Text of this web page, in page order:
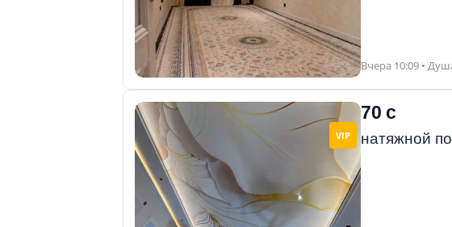
Вчера 10:09 •
VIP
70 с
натяжной